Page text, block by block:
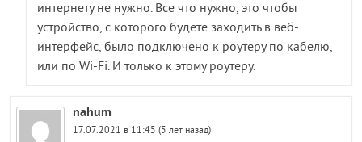
интернету не нужно. Все что нужно, это чтобы
устройство, с которого будете заходить в веб-
интерфейс, было подключено к роутеру по кабелю,
или по Wi-Fi. И только к этому роутеру.
nahum
17.07.2021 в 11:45 (5 лет назад)